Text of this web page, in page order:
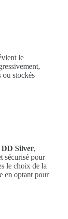
le
ou stockés
DD Silver,
sécurisé pour
le choix de la
en optant pour